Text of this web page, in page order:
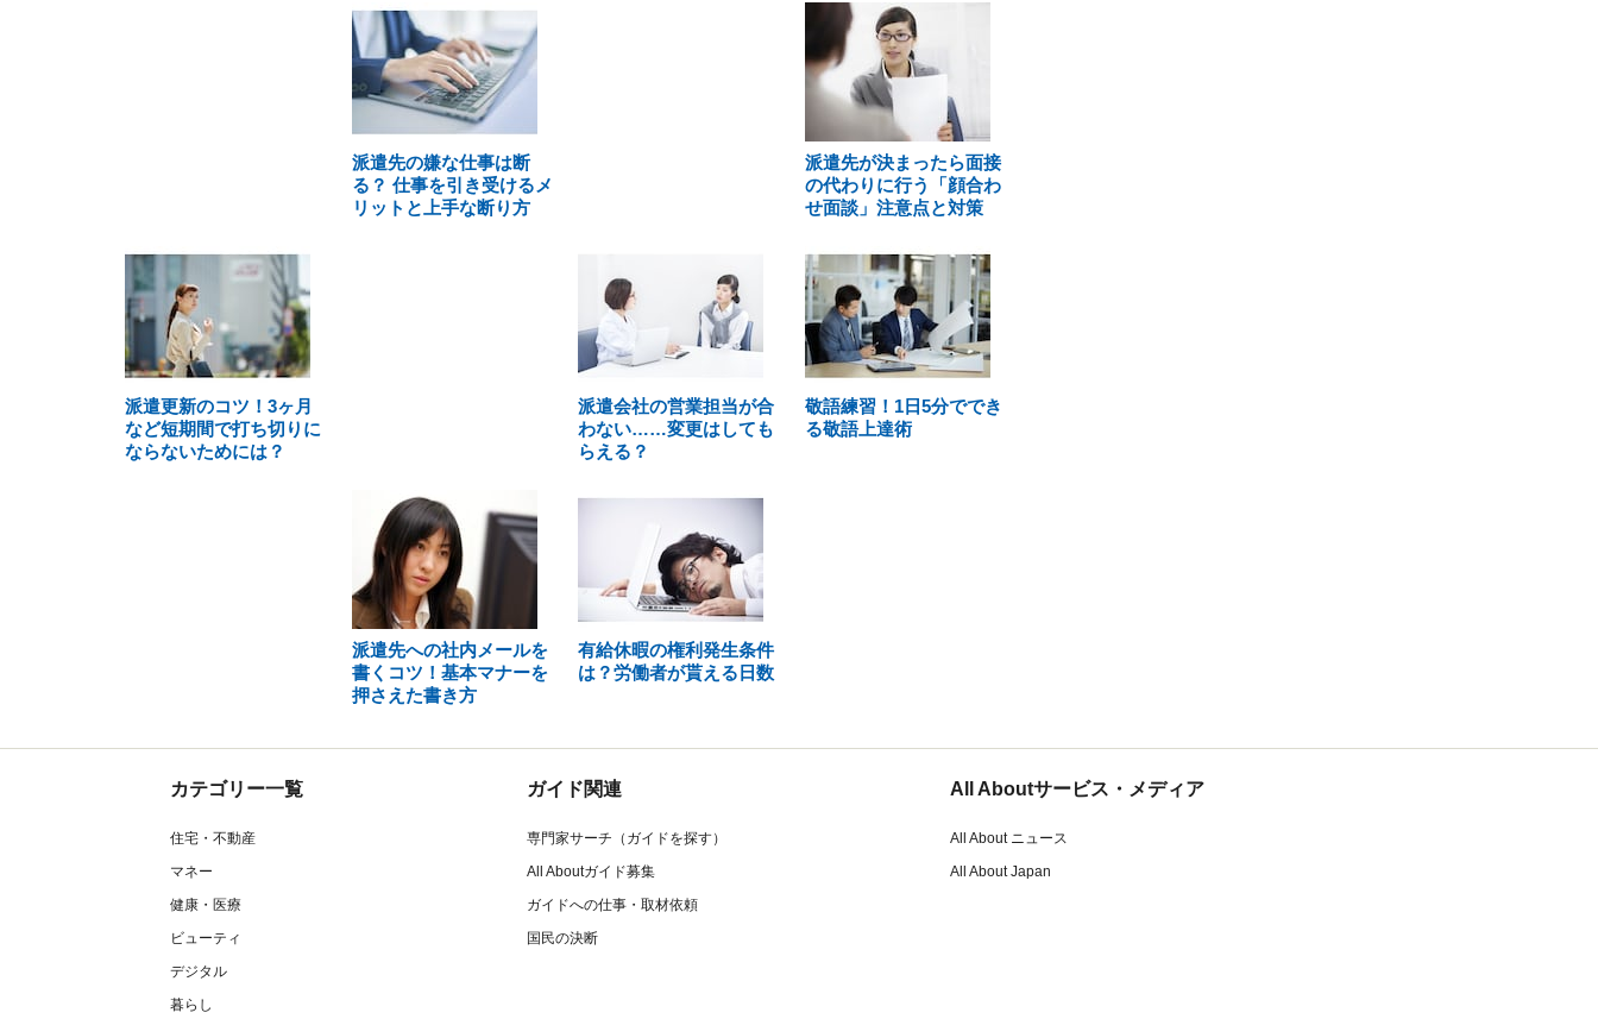
派遣先の嫌な仕事は断
る？ 仕事を引き受けるメ
リットと上手な断り方
派遣先が決まったら面接
の代わりに行う「顔合わ
せ面談」注意点と対策
派遣更新のコツ！3ヶ月
など短期間で打ち切りに
ならないためには？
派遣会社の営業担当が合
わない……変更はしても
らえる？
敬語練習！1日5分ででき
る敬語上達術
派遣先への社内メールを
書くコツ！基本マナーを
押さえた書き方
有給休暇の権利発生条件
は？労働者が貰える日数
カテゴリー一覧
住宅・不動産
マネー
健康・医療
ビューティ
デジタル
暮らし
ガイド関連
専門家サーチ（ガイドを探す）
All Aboutガイド募集
ガイドへの仕事・取材依頼
国民の決断
All Aboutサービス・メディア
All About ニュース
All About Japan